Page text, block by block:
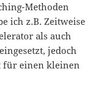
Methoden
ich z.B. Zeitweise
als auch
jedoch
für einen kleinen